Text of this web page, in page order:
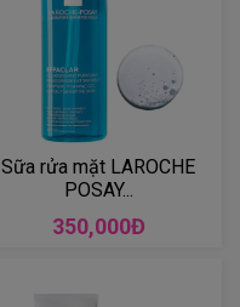
Sữa rửa mặt LAROCHE
POSAY...
350,000Đ